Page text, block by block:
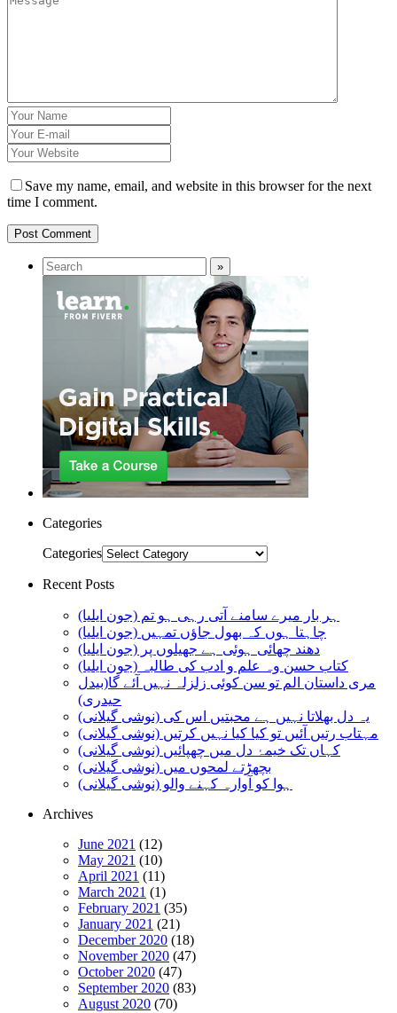
Save my name, email, and website in this browser for the next
time I comment.
Categories
Categories
Recent Posts
ہر بار میرے سامنے آتی رہی ہو تم (جون ایلیا)
چاہتا ہوں کہ بھول جاؤں تمہیں (جون ایلیا)
دھند چھائی ہوئی ہے جھیلوں پر (جون ایلیا)
کتاب حسن وہ علم و ادب کی طالبہ (جون ایلیا)
مری داستان الم تو سن کوئی زلزلہ نہیں آئے گا(بیدل
حیدری)
یہ دل بھلاتا نہیں ہے محبتیں اس کی (نوشی گیلانی)
مہتاب رتیں آئیں تو کیا کیا نہیں کرتیں (نوشی گیلانی)
کہاں تک خیمۂ دل میں چھپائیں (نوشی گیلانی)
بچھڑتے لمحوں میں (نوشی گیلانی)
ہوا کو آوارہ کہنے والو (نوشی گیلانی)
Archives
June 2021 (12)
May 2021 (10)
April 2021 (11)
March 2021 (1)
February 2021 (35)
January 2021 (21)
December 2020 (18)
November 2020 (47)
October 2020 (47)
September 2020 (83)
August 2020 (70)